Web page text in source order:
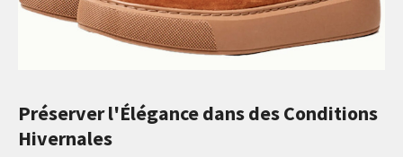
Préserver l'Élégance dans des Conditions
Hivernales